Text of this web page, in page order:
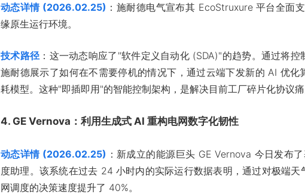
动态详情 (2026.02.25) ：施耐德电气宣布其 EcoStruxure 平台全面
缘原生运行环境。
技术路径：这一动态响应了"软件定义自动化 (SDA)"的趋势。通过将控
施耐德展示了如何在不需要停机的情况下，通过云端下发新的 AI 优化
耗模型。这种"即插即用"的智能控制架构，是解决目前工厂碎片化协议痛
4. GE Vernova：利用生成式 AI 重构电网数字化韧性
动态详情 (2026.02.25) ：新成立的能源巨头 GE Vernova 今日发布
度助理。该系统在过去 24 小时内的实际运行数据表明，通过对极端天
网调度的决策速度提升了 40%。